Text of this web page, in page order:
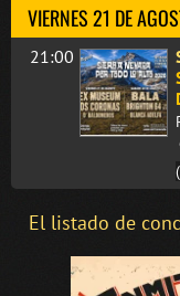
VIERNES 21 DE
21:00
El listado de